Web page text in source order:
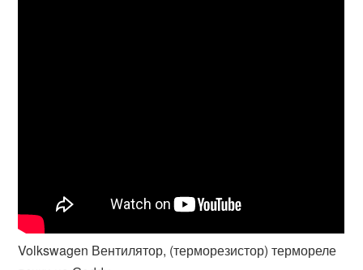
Volkswagen Вентилятор, (терморезистор) термореле